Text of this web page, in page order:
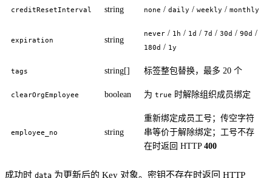
creditResetInterval string none /daily /weekly /monthly
expiration string
never / 1h / 1d /7d /30d /90d /
180d / 1y
tags string[] 标签整包替换，最多 20 个
clearOrgEmployee boolean 为true 时解除组织成员绑定
employee_no string
重新绑定成员工号；传空字符
串等价于解除绑定；工号不存
在时返回 HTTP400
成功时 data 为更新后的 Key 对象。密钥不存在时返回 HTTP